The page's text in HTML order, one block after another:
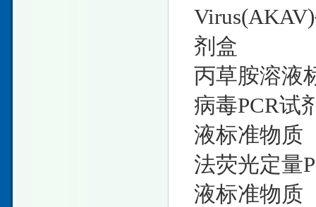
剂盒
丙草胺溶液
病毒PCR试
液标准物质
法荧光定量
液标准物质